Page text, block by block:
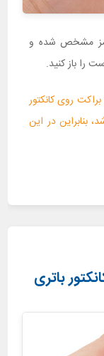
قرمز مشخص شده و
ممکن است در برخی مدل های آیفون 4، براکت روی کانکتور
باشد، بنابراین در این